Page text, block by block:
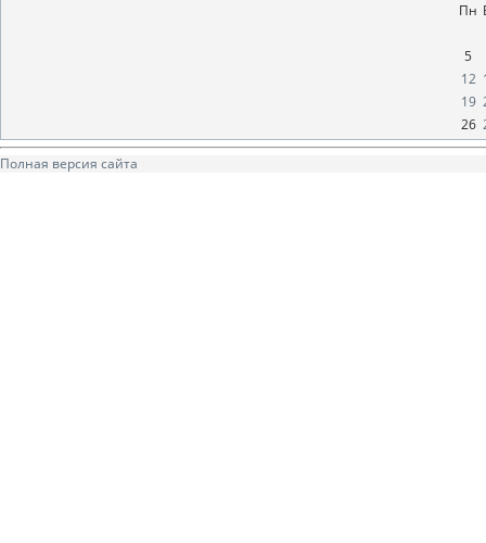
Пн
5
12
19
26
Полная версия сайта